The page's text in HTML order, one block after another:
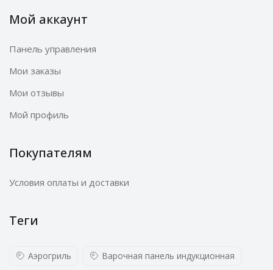
Мой аккаунт
Панель управления
Мои заказы
Мои отзывы
Мой профиль
Покупателям
Условия оплаты и доставки
Теги
Аэрогриль Варочная панель индукционная